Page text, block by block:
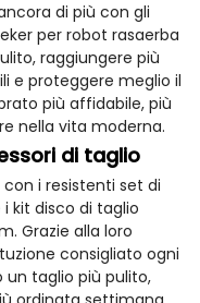
di più con gli
per robot rasaerba
raggiungere più
e proteggere meglio il
più affidabile, più
nella vita moderna.
di taglio
i resistenti set di
kit disco di taglio
Grazie alla loro
consigliato ogni
un taglio più pulito,